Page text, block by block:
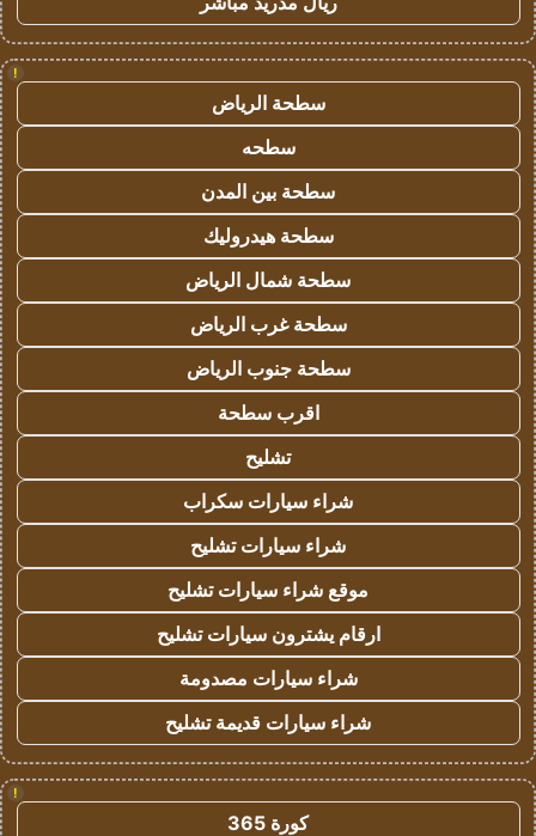
!
سطحة الرياض
سطحه
سطحة بين المدن
سطحة هيدروليك
سطحة شمال الرياض
سطحة غرب الرياض
سطحة جنوب الرياض
اقرب سطحة
تشليح
شراء سيارات سكراب
شراء سيارات تشليح
موقع شراء سيارات تشليح
ارقام يشترون سيارات تشليح
شراء سيارات مصدومة
شراء سيارات قديمة تشليح
!
كورة 365